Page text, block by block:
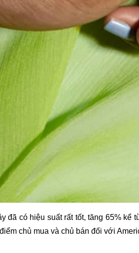
đã có hiệu suất rất tốt, tăng 65%
chủ mua và chủ bán đối với